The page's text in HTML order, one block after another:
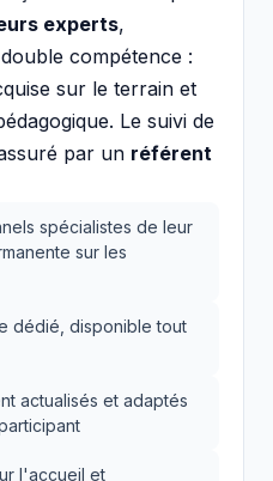
experts,
compétence :
sur le terrain et
Le suivi de
par un référent
spécialistes de leur
sur les
dédié, disponible tout
actualisés et adaptés
l'accueil et